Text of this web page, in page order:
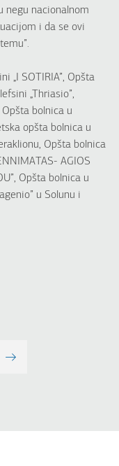
negu nacionalnom
i da se ovi
„I SOTIRIA”, Opšta
„Thriasio”,
bolnica u
opšta bolnica u
Opšta bolnica
AGIOS
Opšta bolnica u
u Solunu i